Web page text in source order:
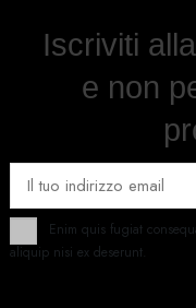
Iscriviti
e non
Enim quis fugiat
aliquip nisi ex deserunt.